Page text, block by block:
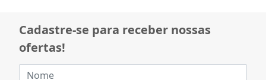
Cadastre-se para receber nossas
ofertas!